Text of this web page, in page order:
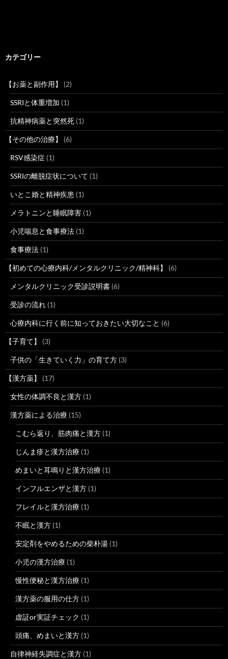
カテゴリー
【お薬と副作用】 (2)
SSRIと体重増加 (1)
抗精神病薬と突然死 (1)
【その他の治療】 (6)
RSV感染症 (1)
SSRIの離脱症状について (1)
いとこ婚と精神疾患 (1)
メラトニンと睡眠障害 (1)
小児喘息と食事療法 (1)
食事療法 (1)
【初めての心療内科/メンタルクリニック/精神科】 (6)
メンタルクリニック受診説明書 (6)
受診の流れ (1)
心療内科に行く前に知っておきたい大切なこと (6)
【子育て】 (3)
子供の「生きていく力」の育て方 (3)
【漢方薬】 (17)
女性の体調不良と漢方 (1)
漢方薬による治療 (15)
こむら返り、筋肉痛と漢方 (1)
じんま疹と漢方治療 (1)
めまいと耳鳴りと漢方治療 (1)
インフルエンザと漢方 (1)
フレイルと漢方治療 (1)
不眠と漢方 (1)
安定剤をやめるための柴朴湯 (1)
小児の漢方治療 (1)
慢性便秘と漢方治療 (1)
漢方薬の服用の仕方 (1)
虚証or実証チェック (1)
頭痛、めまいと漢方 (1)
自律神経失調症と漢方 (1)